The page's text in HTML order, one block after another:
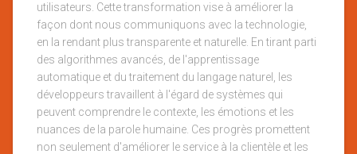
utilisateurs. Cette transformation vise à améliorer la
façon dont nous communiquons avec la technologie,
en la rendant plus transparente et naturelle. En tirant parti
des algorithmes avancés, de l'apprentissage
automatique et du traitement du langage naturel, les
développeurs travaillent à l'égard de systèmes qui
peuvent comprendre le contexte, les émotions et les
nuances de la parole humaine. Ces progrès promettent
non seulement d'améliorer le service à la clientèle et les